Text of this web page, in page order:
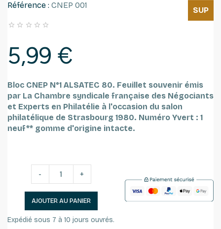
Référence : CNEP 001
SUP
    
5,99 €
Bloc CNEP N°1 ALSATEC 80. Feuillet souvenir émis
par La Chambre syndicale française des Négociants
et Experts en Philatélie à l'occasion du salon
philatélique de Strasbourg 1980. Numéro Yvert : 1
neuf** gomme d'origine intacte.
- +
AJOUTER AU PANIER
Expédié sous 7 à 10 jours ouvrés.